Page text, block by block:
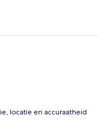
locatie en accuraatheid